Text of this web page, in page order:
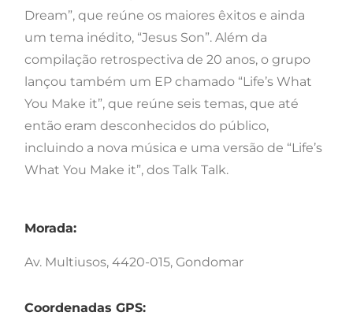
Dream”, que reúne os maiores êxitos e ainda
um tema inédito, “Jesus Son”. Além da
compilação retrospectiva de 20 anos, o grupo
lançou também um EP chamado “Life’s What
You Make it”, que reúne seis temas, que até
então eram desconhecidos do público,
incluindo a nova música e uma versão de “Life’s
What You Make it”, dos Talk Talk.
Morada:
Av. Multiusos, 4420-015, Gondomar
Coordenadas GPS: